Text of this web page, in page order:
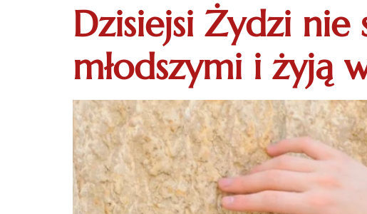
Dzisiejsi Żydzi nie
młodszymi i żyją